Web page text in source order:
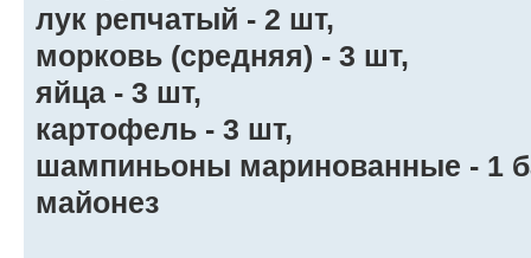
лук репчатый - 2 шт,
морковь (средняя) - 3 шт,
яйца - 3 шт,
картофель - 3 шт,
шампиньоны маринованные - 1
майонез